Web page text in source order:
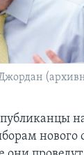
нового